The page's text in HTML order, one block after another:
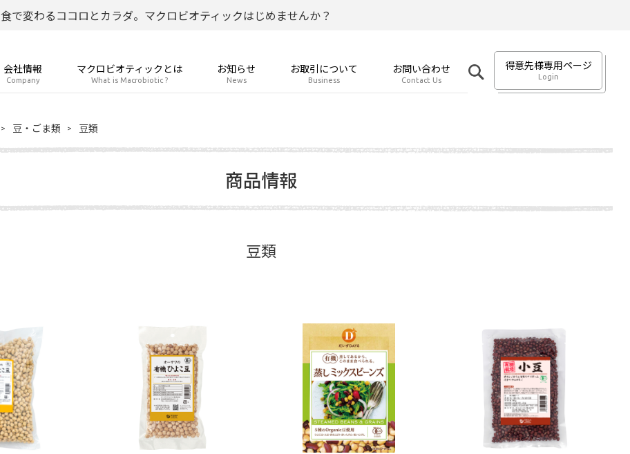
食で変わるココロとカラダ。マクロビオティックはじめませんか？
会社情報
Company
マクロビオティックとは
What is Macrobiotic ?
お知らせ
News
お取引について
Business
お問い合わせ
Contact Us
得意先様専用ページ
Login
豆・ごま類 豆類
商品情報
豆類